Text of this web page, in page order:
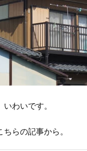
わいです。
らの記事から。